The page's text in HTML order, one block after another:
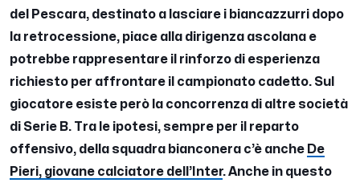
del Pescara, destinato a lasciare i biancazzurri dopo
la retrocessione, piace alla dirigenza ascolana e
potrebbe rappresentare il rinforzo di esperienza
richiesto per affrontare il campionato cadetto. Sul
giocatore esiste però la concorrenza di altre società
di Serie B. Tra le ipotesi, sempre per il reparto
offensivo, della squadra bianconera c’è anche De
Pieri, giovane calciatore dell’Inter. Anche in questo